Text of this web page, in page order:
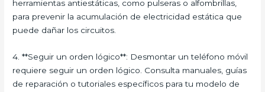
herramientas antiestáticas, como pulseras o alfombrillas,
para prevenir la acumulación de electricidad estática que
puede dañar los circuitos.
4. **Seguir un orden lógico**: Desmontar un teléfono móvil
requiere seguir un orden lógico. Consulta manuales, guías
de reparación o tutoriales específicos para tu modelo de